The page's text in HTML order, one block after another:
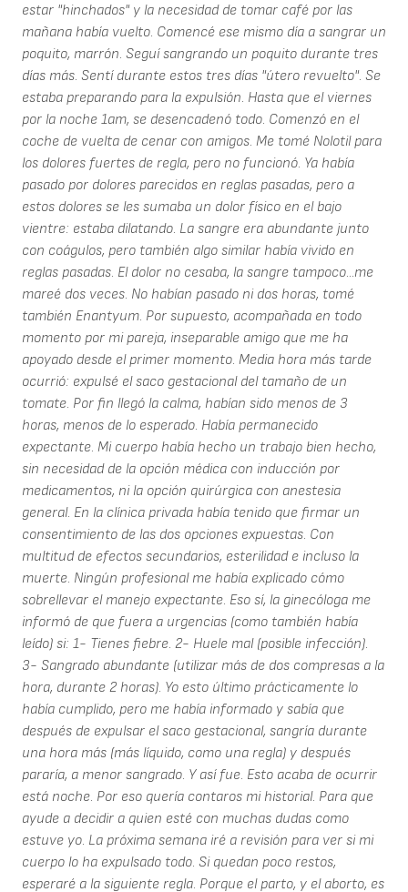
estar "hinchados" y la necesidad de tomar café por las
mañana había vuelto. Comencé ese mismo día a sangrar un
poquito, marrón. Seguí sangrando un poquito durante tres
días más. Sentí durante estos tres días "útero revuelto". Se
estaba preparando para la expulsión. Hasta que el viernes
por la noche 1am, se desencadenó todo. Comenzó en el
coche de vuelta de cenar con amigos. Me tomé Nolotil para
los dolores fuertes de regla, pero no funcionó. Ya había
pasado por dolores parecidos en reglas pasadas, pero a
estos dolores se les sumaba un dolor físico en el bajo
vientre: estaba dilatando. La sangre era abundante junto
con coágulos, pero también algo similar había vivido en
reglas pasadas. El dolor no cesaba, la sangre tampoco...me
mareé dos veces. No habían pasado ni dos horas, tomé
también Enantyum. Por supuesto, acompañada en todo
momento por mi pareja, inseparable amigo que me ha
apoyado desde el primer momento. Media hora más tarde
ocurrió: expulsé el saco gestacional del tamaño de un
tomate. Por fin llegó la calma, habían sido menos de 3
horas, menos de lo esperado. Había permanecido
expectante. Mi cuerpo había hecho un trabajo bien hecho,
sin necesidad de la opción médica con inducción por
medicamentos, ni la opción quirúrgica con anestesia
general. En la clínica privada había tenido que firmar un
consentimiento de las dos opciones expuestas. Con
multitud de efectos secundarios, esterilidad e incluso la
muerte. Ningún profesional me había explicado cómo
sobrellevar el manejo expectante. Eso sí, la ginecóloga me
informó de que fuera a urgencias (como también había
leído) si: 1- Tienes fiebre. 2- Huele mal (posible infección).
3- Sangrado abundante (utilizar más de dos compresas a la
hora, durante 2 horas). Yo esto último prácticamente lo
había cumplido, pero me había informado y sabía que
después de expulsar el saco gestacional, sangría durante
una hora más (más líquido, como una regla) y después
pararía, a menor sangrado. Y así fue. Esto acaba de ocurrir
está noche. Por eso quería contaros mi historial. Para que
ayude a decidir a quien esté con muchas dudas como
estuve yo. La próxima semana iré a revisión para ver si mi
cuerpo lo ha expulsado todo. Si quedan poco restos,
esperaré a la siguiente regla. Porque el parto, y el aborto, es